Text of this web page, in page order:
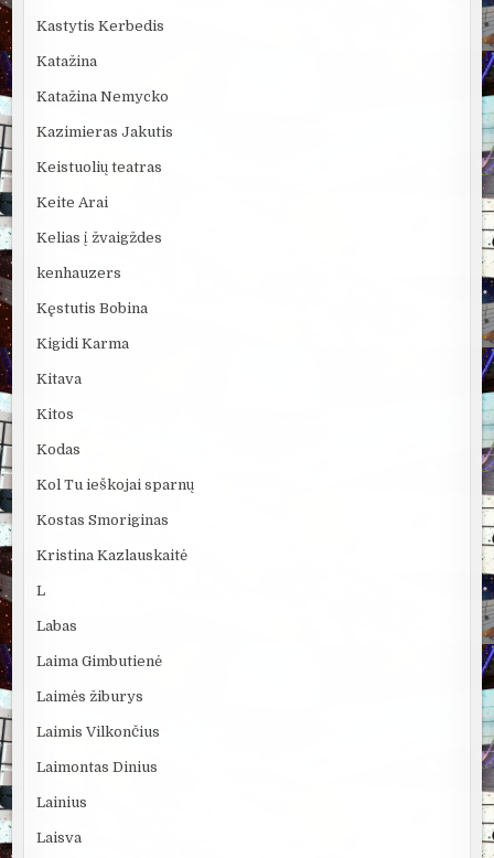
Kastytis Kerbedis
Katažina
Katažina Nemycko
Kazimieras Jakutis
Keistuolių teatras
Keite Arai
Kelias į žvaigždes
kenhauzers
Kęstutis Bobina
Kigidi Karma
Kitava
Kitos
Kodas
Kol Tu ieškojai sparnų
Kostas Smoriginas
Kristina Kazlauskaitė
L
Labas
Laima Gimbutienė
Laimės žiburys
Laimis Vilkončius
Laimontas Dinius
Lainius
Laisva